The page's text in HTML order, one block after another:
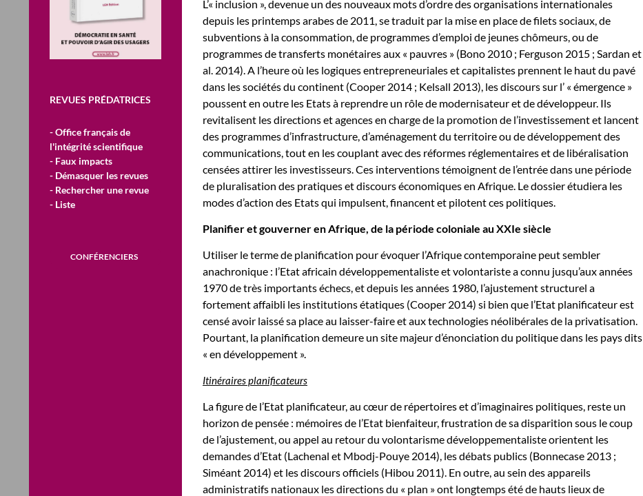
L’« inclusion », devenue un des nouveaux mots d’ordre des organisations internationales
depuis les printemps arabes de 2011, se traduit par la mise en place de filets sociaux, de
subventions à la consommation, de programmes d’emploi de jeunes chômeurs, ou de
programmes de transferts monétaires aux « pauvres » (Bono 2010 ; Ferguson 2015 ; Sardan et
al. 2014). A l’heure où les logiques entrepreneuriales et capitalistes prennent le haut du pavé
dans les sociétés du continent (Cooper 2014 ; Kelsall 2013), les discours sur l’ « émergence »
poussent en outre les Etats à reprendre un rôle de modernisateur et de développeur. Ils
revitalisent les directions et agences en charge de la promotion de l’investissement et lancent
des programmes d’infrastructure, d’aménagement du territoire ou de développement des
communications, tout en les couplant avec des réformes réglementaires et de libéralisation
censées attirer les investisseurs. Ces interventions témoignent de l’entrée dans une période
de pluralisation des pratiques et discours économiques en Afrique. Le dossier étudiera les
modes d’action des Etats qui impulsent, financent et pilotent ces politiques.
Planifier et gouverner en Afrique, de la période coloniale au XXIe siècle
Utiliser le terme de planification pour évoquer l’Afrique contemporaine peut sembler
anachronique : l’Etat africain développementaliste et volontariste a connu jusqu’aux années
1970 de très importants échecs, et depuis les années 1980, l’ajustement structurel a
fortement affaibli les institutions étatiques (Cooper 2014) si bien que l’Etat planificateur est
censé avoir laissé sa place au laisser-faire et aux technologies néolibérales de la privatisation.
Pourtant, la planification demeure un site majeur d’énonciation du politique dans les pays dits
« en développement ».
Itinéraires planificateurs
La figure de l’Etat planificateur, au cœur de répertoires et d’imaginaires politiques, reste un
horizon de pensée : mémoires de l’Etat bienfaiteur, frustration de sa disparition sous le coup
de l’ajustement, ou appel au retour du volontarisme développementaliste orientent les
demandes d’Etat (Lachenal et Mbodj-Pouye 2014), les débats publics (Bonnecase 2013 ;
Siméant 2014) et les discours officiels (Hibou 2011). En outre, au sein des appareils
administratifs nationaux les directions du « plan » ont longtemps été de hauts lieux de
REVUES PRÉDATRICES
- Office français de
l'intégrité scientifique
- Faux impacts
- Démasquer les revues
- Rechercher une revue
- Liste
CONFÉRENCIERS